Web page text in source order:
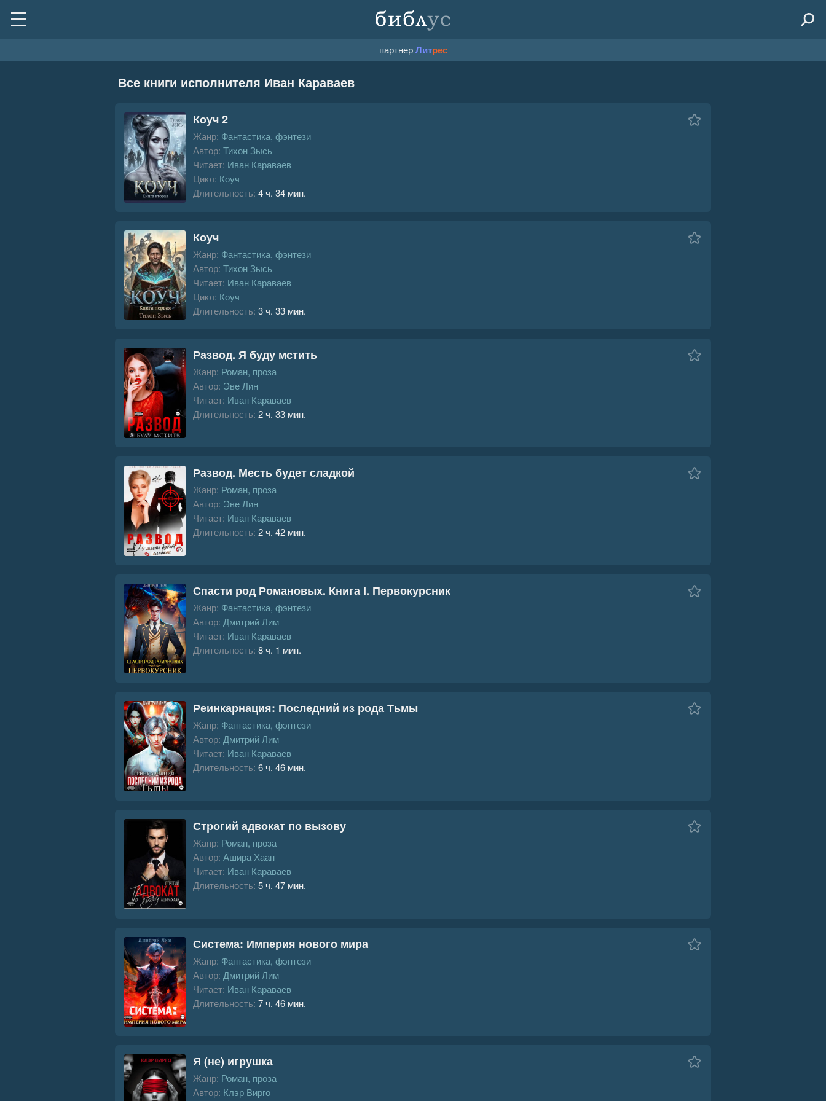
партнерЛитрес
Все книги исполнителя Иван Караваев
Коуч 2
Жанр: Фантастика, фэнтези
Автор: Тихон Зысь
Читает: Иван Караваев
Цикл: Коуч
Длительность: 4 ч. 34 мин.
Коуч
Жанр: Фантастика, фэнтези
Автор: Тихон Зысь
Читает: Иван Караваев
Цикл: Коуч
Длительность: 3 ч. 33 мин.
Развод. Я буду мстить
Жанр: Роман, проза
Автор: Эве Лин
Читает: Иван Караваев
Длительность: 2 ч. 33 мин.
Развод. Месть будет сладкой
Жанр: Роман, проза
Автор: Эве Лин
Читает: Иван Караваев
Длительность: 2 ч. 42 мин.
Спасти род Романовых. Книга I. Первокурсник
Жанр: Фантастика, фэнтези
Автор: Дмитрий Лим
Читает: Иван Караваев
Длительность: 8 ч. 1 мин.
Реинкарнация: Последний из рода Тьмы
Жанр: Фантастика, фэнтези
Автор: Дмитрий Лим
Читает: Иван Караваев
Длительность: 6 ч. 46 мин.
Строгий адвокат по вызову
Жанр: Роман, проза
Автор: Ашира Хаан
Читает: Иван Караваев
Длительность: 5 ч. 47 мин.
Система: Империя нового мира
Жанр: Фантастика, фэнтези
Автор: Дмитрий Лим
Читает: Иван Караваев
Длительность: 7 ч. 46 мин.
Я (не) игрушка
Жанр: Роман, проза
Автор: Клэр Вирго